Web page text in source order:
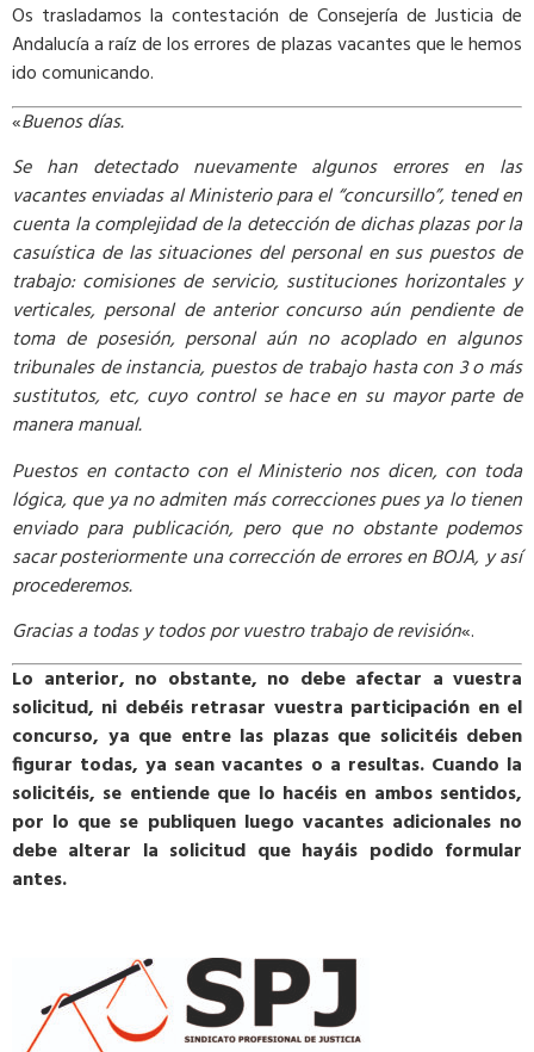
Os trasladamos la contestación de Consejería de Justicia de
Andalucía a raíz de los errores de plazas vacantes que le hemos
ido comunicando.
«Buenos días.
Se han detectado nuevamente algunos errores en las
vacantes enviadas al Ministerio para el “concursillo”, tened en
cuenta la complejidad de la detección de dichas plazas por la
casuística de las situaciones del personal en sus puestos de
trabajo: comisiones de servicio, sustituciones horizontales y
verticales, personal de anterior concurso aún pendiente de
toma de posesión, personal aún no acoplado en algunos
tribunales de instancia, puestos de trabajo hasta con 3 o más
sustitutos, etc, cuyo control se hace en su mayor parte de
manera manual.
Puestos en contacto con el Ministerio nos dicen, con toda
lógica, que ya no admiten más correcciones pues ya lo tienen
enviado para publicación, pero que no obstante podemos
sacar posteriormente una corrección de errores en BOJA, y así
procederemos.
Gracias a todas y todos por vuestro trabajo de revisión«.
Lo anterior, no obstante, no debe afectar a vuestra
solicitud, ni debéis retrasar vuestra participación en el
concurso, ya que entre las plazas que solicitéis deben
figurar todas, ya sean vacantes o a resultas. Cuando la
solicitéis, se entiende que lo hacéis en ambos sentidos,
por lo que se publiquen luego vacantes adicionales no
debe alterar la solicitud que hayáis podido formular
antes.